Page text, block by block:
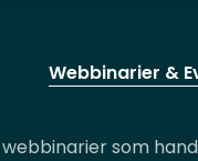
Webbinarier &
som